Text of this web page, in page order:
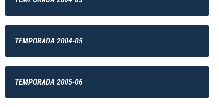
TEMPORADA 2004-05
TEMPORADA 2005-06